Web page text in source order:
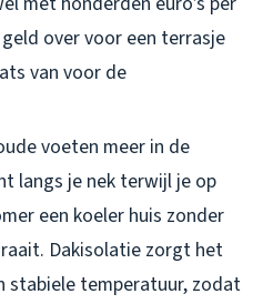
over voor een terrasje
van voor de
voeten meer in de
langs je nek terwijl je op
een koeler huis zonder
Dakisolatie zorgt het
stabiele temperatuur, zodat